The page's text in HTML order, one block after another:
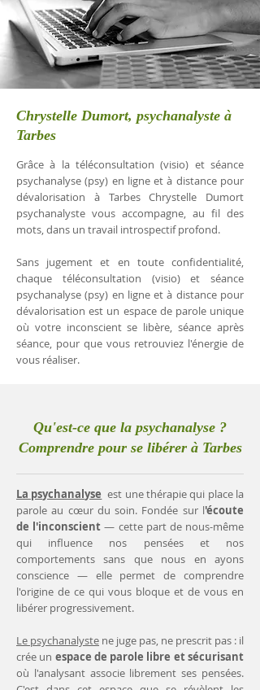
Chrystelle Dumort, psychanalyste à
Tarbes
Grâce à la téléconsultation (visio) et séance
psychanalyse (psy) en ligne et à distance pour
dévalorisation à Tarbes Chrystelle Dumort
psychanalyste vous accompagne, au fil des
mots, dans un travail introspectif profond.
Sans jugement et en toute confidentialité,
chaque téléconsultation (visio) et séance
psychanalyse (psy) en ligne et à distance pour
dévalorisation est un espace de parole unique
où votre inconscient se libère, séance après
séance, pour que vous retrouviez l'énergie de
vous réaliser.
Qu'est-ce que la psychanalyse ?
Comprendre pour se libérer à Tarbes
La psychanalyse est une thérapie qui place la
parole au cœur du soin. Fondée sur l'écoute
de l'inconscient— cette part de nous-même
qui influence nos pensées et nos
comportements sans que nous en ayons
conscience — elle permet de comprendre
l'origine de ce qui vous bloque et de vous en
libérer progressivement.
Le psychanalyste ne juge pas, ne prescrit pas : il
crée un espace de parole libre et sécurisant
où l'analysant associe librement ses pensées.